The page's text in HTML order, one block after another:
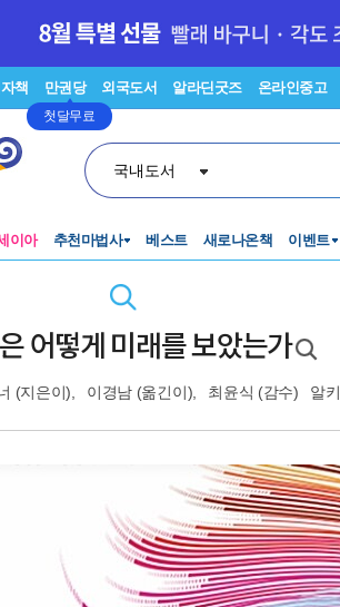
책 만권당
첫달무료
외국도서 알라딘굿즈 온라인중고
국내도서
이아 추천마법사 베스트 새로나온책 이벤트
어떻게 미래를 보았는가
(지은이), 이경남 (옮긴이), 최윤식 (감수) 알키